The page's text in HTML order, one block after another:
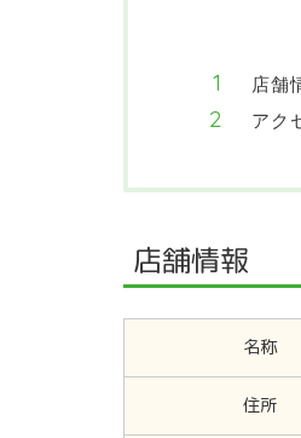
店舗
アク
店舗情報
名称
住所